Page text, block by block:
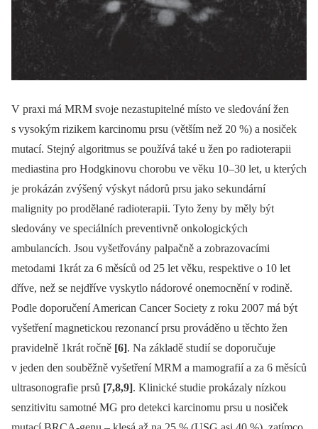
V praxi má MRM svoje nezastupitelné místo ve sledování žen
s vysokým rizikem karcinomu prsu (větším než 20 %) a nosiček
mutací. Stejný algoritmus se po­užívá také u žen po radioterapii
mediastina pro Hodgkinovu chorobu ve věku 10–30 let, u kterých
je prokázán zvýšený výskyt nádorů prsu jako sekundární
malignity po prodělané radioterapii. Tyto ženy by měly být
sledovány ve speciálních preventivně onkologických
ambulancích. Jsou vyšetřovány palpačně a zobrazovacími
metodami 1krát za 6 měsíců od 25 let věku, respektive o 10 let
dříve, než se nejdříve vyskytlo nádorové onemocnění v rodině.
Podle doporučení American Cancer Society z roku 2007 má být
vyšetření magnetickou rezonancí prsu prováděno u těchto žen
pravidelně 1krát ročně [6]. Na základě studií se doporučuje
v jeden den souběžně vyšetření MRM a mamografií a za 6 měsíců
ultrasonografie prsů [7,8,9]. Klinické studie prokázaly nízkou
senzitivitu samotné MG pro detekci karcinomu prsu u nosiček